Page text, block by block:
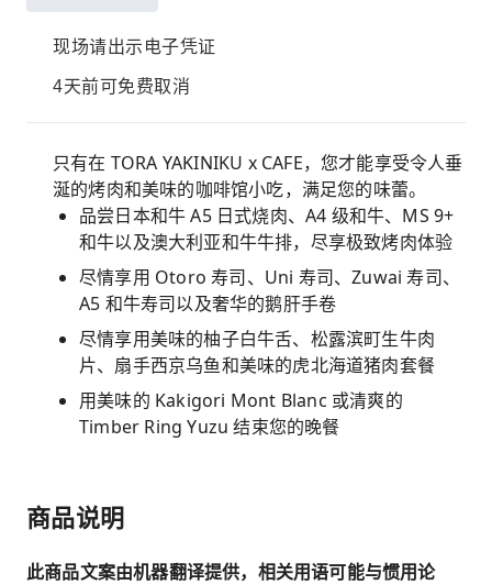
现场请出示电子凭证
4天前可免费取消
只有在 TORA YAKINIKU x CAFE，您才能享受令人垂
涎的烤肉和美味的咖啡馆小吃，满足您的味蕾。
品尝日本和牛 A5 日式烧肉、A4 级和牛、MS 9+
和牛以及澳大利亚和牛牛排，尽享极致烤肉体验
尽情享用 Otoro 寿司、Uni 寿司、Zuwai 寿司、
A5 和牛寿司以及奢华的鹅肝手卷
尽情享用美味的柚子白牛舌、松露滨町生牛肉
片、扇手西京乌鱼和美味的虎北海道猪肉套餐
用美味的 Kakigori Mont Blanc 或清爽的
Timber Ring Yuzu 结束您的晚餐
商品说明
此商品文案由机器翻译提供，相关用语可能与惯用论